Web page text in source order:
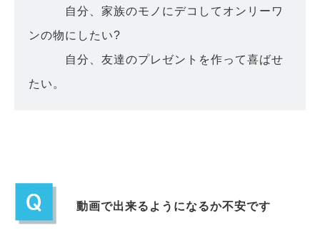
自分、家族のモノにデコしてオンリーワ
ンの物にしたい?
自分、友達のプレゼントを作って喜ばせ
たい。
動画で出来るようになるか不安です